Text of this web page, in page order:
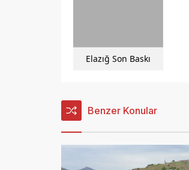
Elazığ Son Baskı
Benzer Konular